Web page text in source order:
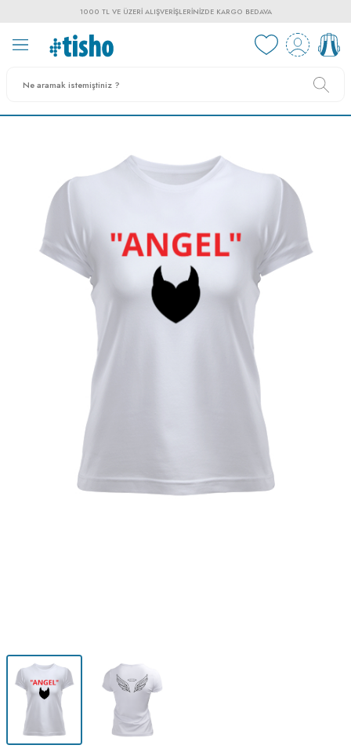
1000 TL VE ÜZERI ALIŞVERIŞLERINIZDE KARGO BEDAVA